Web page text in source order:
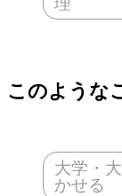
このような
大学・
かせる